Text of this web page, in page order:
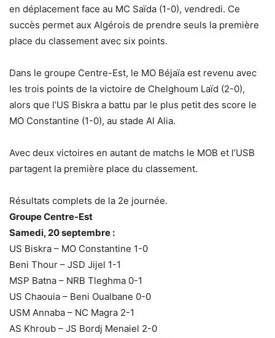
en déplacement face au MC Saïda (1-0), vendredi. Ce
succès permet aux Algérois de prendre seuls la première
place du classement avec six points.
Dans le groupe Centre-Est, le MO Béjaïa est revenu avec
les trois points de la victoire de Chelghoum Laïd (2-0),
alors que l’US Biskra a battu par le plus petit des score le
MO Constantine (1-0), au stade Al Alia.
Avec deux victoires en autant de matchs le MOB et l’USB
partagent la première place du classement.
Résultats complets de la 2e journée.
Groupe Centre-Est
Samedi, 20 septembre :
US Biskra – MO Constantine 1-0
Beni Thour – JSD Jijel 1-1
MSP Batna – NRB Tleghma 0-1
US Chaouia – Beni Oualbane 0-0
USM Annaba – NC Magra 2-1
AS Khroub – JS Bordj Menaiel 2-0